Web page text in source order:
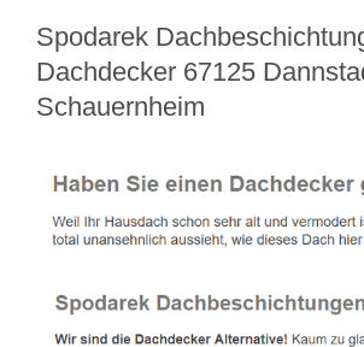
Spodarek
Dachdecker 67125
Schauernheim